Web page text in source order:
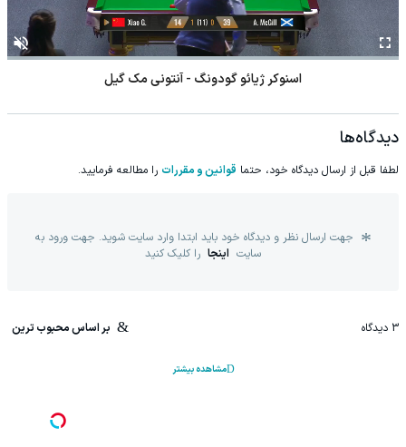
اسنوکر ژیائو گودونگ - آنتونی مک گیل
دیدگاه‌ها
لطفا قبل از ارسال دیدگاه خود، حتما قوانین و مقررات را مطالعه فرمایید.
جهت ارسال نظر و دیدگاه خود باید ابتدا وارد سایت شوید. جهت ورود به
سایت اینجا را کلیک کنید
3 دیدگاه بر اساس محبوب ترین
مشاهده بیشتر